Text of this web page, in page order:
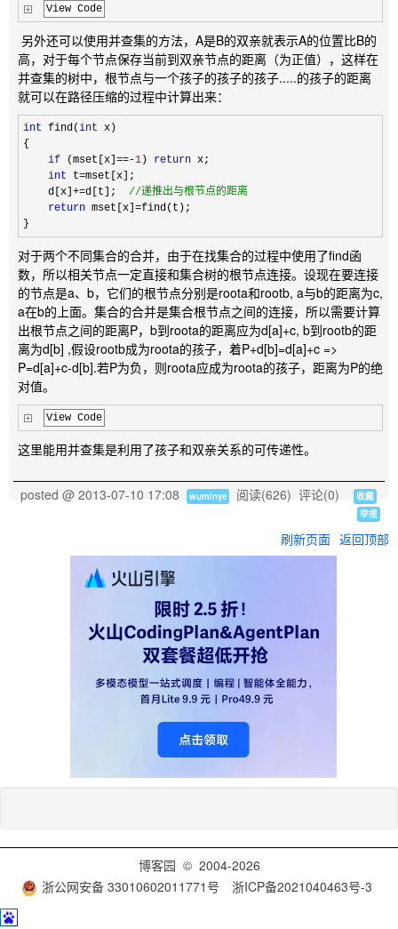
View Code
另外还可以使用并查集的方法，A是B的双亲就表示A的位置比B的
高，对于每个节点保存当前到双亲节点的距离（为正值），这样在
并查集的树中，根节点与一个孩子的孩子的孩子.....的孩子的距离
就可以在路径压缩的过程中计算出来：
int find(int x)
{
if (mset[x]==-1 ) return x;
int t=mset[x];
    d[x]
+=d[t]; //递推出与根节点的距离
return mset[x]=find(t);
}
对于两个不同集合的合并，由于在找集合的过程中使用了find函
数，所以相关节点一定直接和集合树的根节点连接。设现在要连接
的节点是a、b，它们的根节点分别是roota和rootb, a与b的距离为c,
a在b的上面。集合的合并是集合根节点之间的连接，所以需要计算
出根节点之间的距离P，b到roota的距离应为d[a]+c, b到rootb的距
离为d[b] ,假设rootb成为roota的孩子，着P+d[b]=d[a]+c =>
P=d[a]+c-d[b].若P为负，则roota应成为roota的孩子，距离为P的绝
对值。
View Code
这里能用并查集是利用了孩子和双亲关系的可传递性。
posted @ 2013-07-10 17:08 wuminye 阅读(626) 评论(0)
收藏
举报
刷新页面 返回顶部
博客园 © 2004-2026
浙公网安备 33010602011771号
浙ICP备2021040463号-3